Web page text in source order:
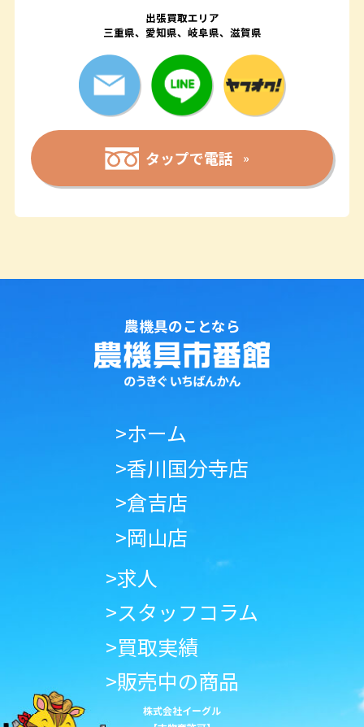
出張買取エリア
三重県、愛知県、岐阜県、滋賀県
タップで電話
農機具のことなら
>ホーム
>香川国分寺店
>倉吉店
>岡山店
>求人
>スタッフコラム
>買取実績
>販売中の商品
株式会社イーグル